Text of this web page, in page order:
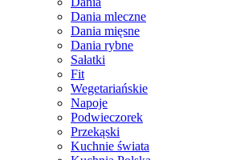
Dania mleczne
Dania mięsne
Dania rybne
Sałatki
Fit
Wegetariańskie
Napoje
Podwieczorek
Przekąski
Kuchnie świata